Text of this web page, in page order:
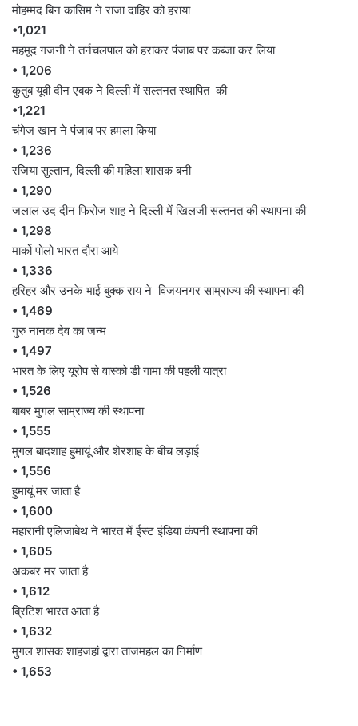
मोहम्मद बिन कासिम ने राजा दाहिर को हराया
•1,021
महमूद गजनी ने तर्नचलपाल को हराकर पंजाब पर कब्जा कर लिया
• 1,206
कुतुब यूबी दीन एबक ने दिल्ली में सल्तनत स्थापित की
•1,221
चंगेज खान ने पंजाब पर हमला किया
• 1,236
रजिया सुल्तान, दिल्ली की महिला शासक बनी
• 1,290
जलाल उद दीन फिरोज शाह ने दिल्ली में खिलजी सल्तनत की स्थापना की
• 1,298
मार्को पोलो भारत दौरा आये
• 1,336
हरिहर और उनके भाई बुक्क राय ने विजयनगर साम्राज्य की स्थापना की
• 1,469
गुरु नानक देव का जन्म
• 1,497
भारत के लिए यूरोप से वास्को डी गामा की पहली यात्रा
• 1,526
बाबर मुगल साम्राज्य की स्थापना
• 1,555
मुगल बादशाह हुमायूं और शेरशाह के बीच लड़ाई
• 1,556
हुमायूं मर जाता है
• 1,600
महारानी एलिजाबेथ ने भारत में ईस्ट इंडिया कंपनी स्थापना की
• 1,605
अकबर मर जाता है
• 1,612
ब्रिटिश भारत आता है
• 1,632
मुगल शासक शाहजहां द्वारा ताजमहल का निर्माण
• 1,653